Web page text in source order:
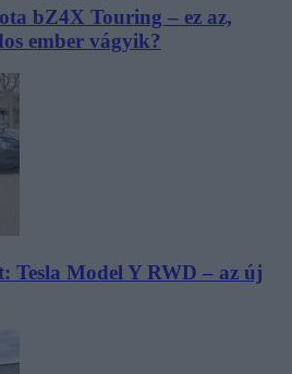
bZ4X Touring – ez az,
ember vágyik?
Tesla Model Y RWD – az új